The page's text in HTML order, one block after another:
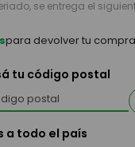
se entrega el
para devolver tu compra
tu código postal